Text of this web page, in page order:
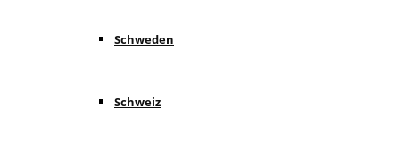
Schweden
Schweiz